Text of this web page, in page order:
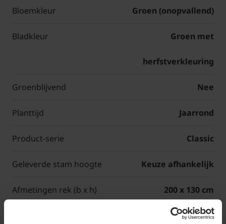
Bloemkleur Groen (onopvallend)
Bladkleur Groen met
herfstverkleuring
Groenblijvend Nee
Planttijd Jaarrond
Product-serie Classic
Geleverde stam hoogte Keuze afhankelijk
Afmetingen rek (b x h) 200 x 130 cm
Stamhoogte + 130 cm